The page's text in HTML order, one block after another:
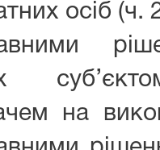
осіб (ч.
на